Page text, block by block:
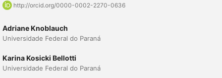
http://orcid.org/0000-0002-2270-0636
Adriane Knoblauch
Universidade Federal do Paraná
Karina Kosicki Bellotti
Universidade Federal do Paraná